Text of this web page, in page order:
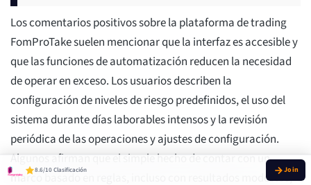
Los comentarios positivos sobre la plataforma de trading
FomProTake suelen mencionar que la interfaz es accesible y
que las funciones de automatización reducen la necesidad
de operar en exceso. Los usuarios describen la
configuración de niveles de riesgo predefinidos, el uso del
sistema durante días laborables intensos y la revisión
periódica de las operaciones y ajustes de configuración.
Algunos afirman que el simple hecho de contar con un
marco basado en reglas, incluso con resultados modestos,
8.6/10 Clasificación